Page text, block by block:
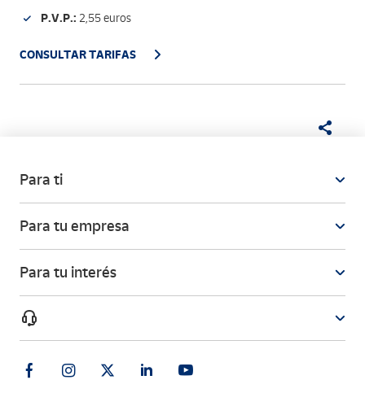
P.V.P.: 2,55 euros
CONSULTAR TARIFAS
Para ti
Para tu empresa
Para tu interés